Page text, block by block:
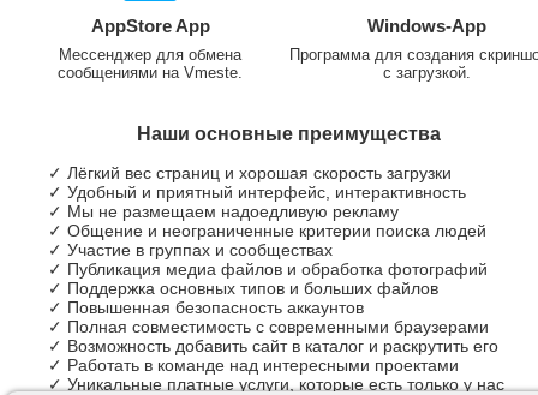
AppStore App
Мессенджер для обмена
сообщениями на Vmeste.
Windows-App
Программа для создания
с загрузкой.
Наши основные преимущества
✓ Лёгкий вес страниц и хорошая скорость загрузки
✓ Удобный и приятный интерфейс, интерактивность
✓ Мы не размещаем надоедливую рекламу
✓ Общение и неограниченные критерии поиска людей
✓ Участие в группах и сообществах
✓ Публикация медиа файлов и обработка фотографий
✓ Поддержка основных типов и больших файлов
✓ Повышенная безопасность аккаунтов
✓ Полная совместимость с современными браузерами
✓ Возможность добавить сайт в каталог и раскрутить его
✓ Работать в команде над интересными проектами
✓ Уникальные платные услуги, которые есть только у нас